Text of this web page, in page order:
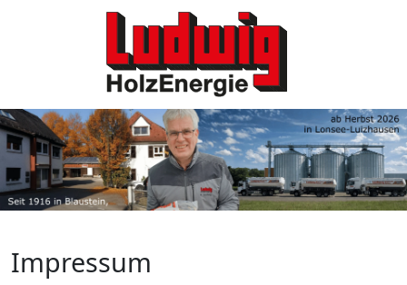
Impressum